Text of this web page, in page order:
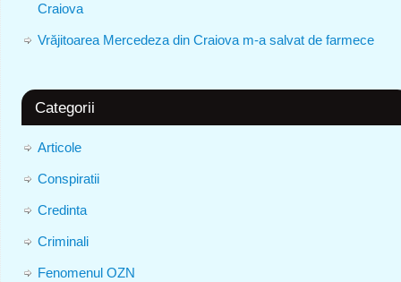
Craiova
Vrăjitoarea Mercedeza din Craiova m-a salvat de farmece
Categorii
Articole
Conspiratii
Credinta
Criminali
Fenomenul OZN